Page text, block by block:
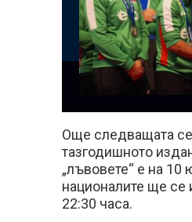
Още следващата
тазгодишното
„лъвовете“ е на
националите ще се
22:30 часа.